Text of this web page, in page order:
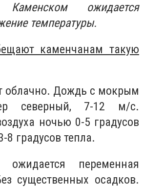
ожидается
температуры.
каменчанам такую
облачно. Дождь с мокрым
северный, 7-12 м/с.
ночью 0-5 градусов
8 градусов тепла.
ожидается переменная
существенных осадков.